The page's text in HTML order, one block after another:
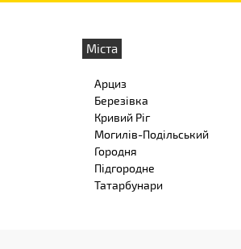
Міста
Арциз
Березівка
Кривий Ріг
Могилів-Подільський
Городня
Підгородне
Татарбунари